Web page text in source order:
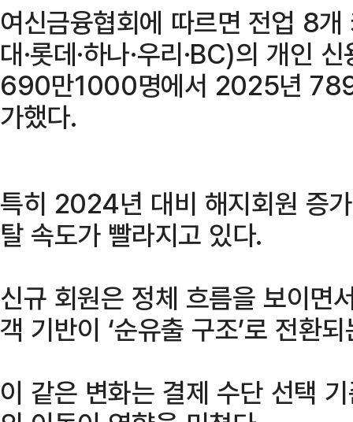
여신금융협회에 따르면 전업 8개
대·롯데·하나·우리·BC)의 개인
690만1000명에서 2025년
가했다.
특히 2024년 대비 해지회원 증
탈 속도가 빨라지고 있다.
신규 회원은 정체 흐름을 보이면
객 기반이 ‘순유출 구조’로 전환
이 같은 변화는 결제 수단 선택 기